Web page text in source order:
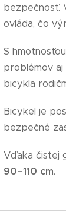
bezpečnosť.
ovláda, čo
S
problémov aj
bicykla
Bicykel je
bezpečné
Vďaka čistej
90–110 cm.